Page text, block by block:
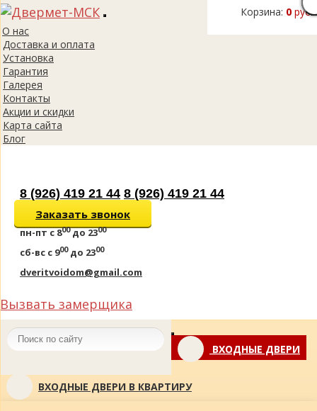
Корзина: 0 руб.
Toggle
О нас
Доставка и оплата
Установка
Гарантия
Галерея
Контакты
Акции и скидки
Карта сайта
Блог
8 (926) 419 21 44 8 (926) 419 21 44
Заказать звонок
пн-пт с 800до 2300
сб-вс с 900до 2300
dveritvoidom@gmail.com
Вызвать замерщика
Toggle
navigationВХОДНЫЕ ДВЕРИ
ВХОДНЫЕ ДВЕРИ В КВАРТИРУ